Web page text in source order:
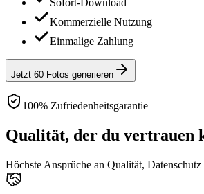
Kommerzielle Nutzung
Einmalige Zahlung
Jetzt 60 Fotos generieren
100% Zufriedenheitsgarantie
Qualität, der du vertrauen
Höchste Ansprüche an Qualität,